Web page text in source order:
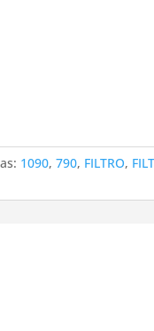
1090,790, FILTRO,